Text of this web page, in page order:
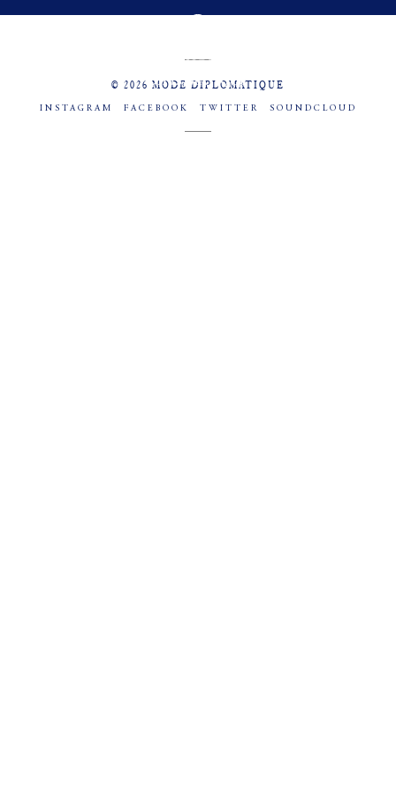
© 2026 MODE DIPLOMATIQUE
INSTAGRAM FACEBOOK TWITTER SOUNDCLOUD